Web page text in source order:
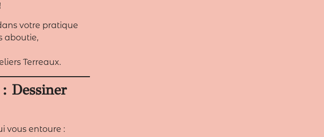
votre pratique
aboutie,
Terreaux.
Dessiner
vous entoure :